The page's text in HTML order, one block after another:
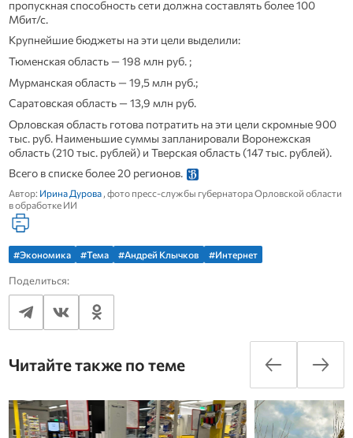
пропускная способность сети должна составлять более 100
Мбит/с.
Крупнейшие бюджеты на эти цели выделили:
Тюменская область — 198 млн руб. ;
Мурманская область — 19,5 млн руб.;
Саратовская область — 13,9 млн руб.
Орловская область готова потратить на эти цели скромные 900
тыс. руб. Наименьшие суммы запланировали Воронежская
область (210 тыс. рублей) и Тверская область (147 тыс. рублей).
Всего в списке более 20 регионов.
Автор: Ирина Дурова, фото пресс-службы губернатора Орловской области
в обработке ИИ
#Экономика #Тема #Андрей Клычков #Интернет
Поделиться:
Читайте также по теме